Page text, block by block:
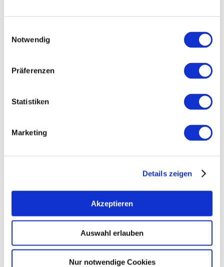
Notwendig
Präferenzen
Statistiken
Marketing
Details zeigen
Akzeptieren
Auswahl erlauben
Nur notwendige Cookies
Federweißer
Alkoholfreie Weine
Generationen
Gastronomie
Delikatessen Ideen aus Wein
Planwagenfahrt